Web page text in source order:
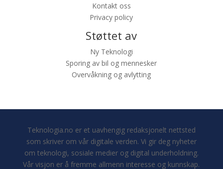
Kontakt oss
Privacy policy
Støttet av
Ny Teknologi
Sporing av bil og mennesker
Overvåkning og avlytting
Teknologia.no er et uavhengig redaksjonelt nettsted
som skriver om vår digitale verden. Vi gir deg nyheter
om teknologi, sosiale medier og digital underholdning.
Vår visjon er å fremme allmenn interesse og kunnskap.